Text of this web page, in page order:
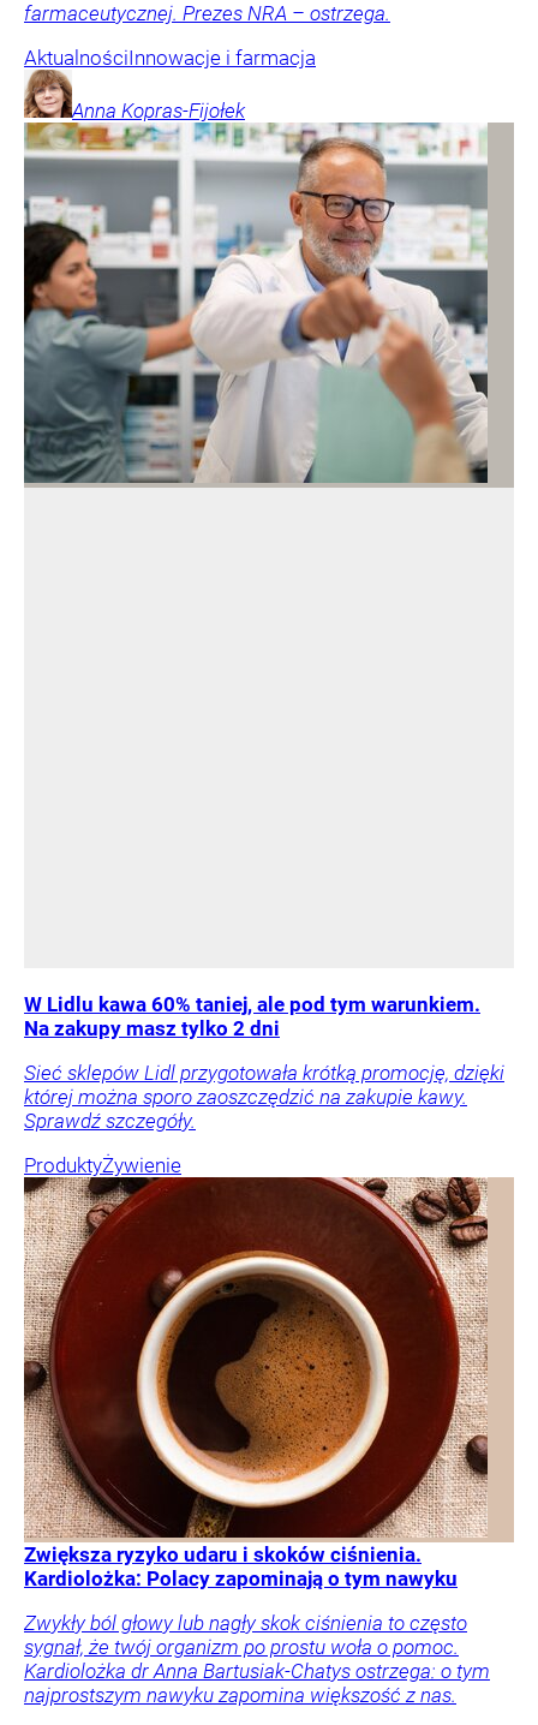
farmaceutycznej. Prezes NRA – ostrzega.
AktualnościInnowacje i farmacja
Anna Kopras-Fijołek
W Lidlu kawa 60% taniej, ale pod tym warunkiem.
Na zakupy masz tylko 2 dni
Sieć sklepów Lidl przygotowała krótką promocję, dzięki
której można sporo zaoszczędzić na zakupie kawy.
Sprawdź szczegóły.
ProduktyŻywienie
Zwiększa ryzyko udaru i skoków ciśnienia.
Kardiolożka: Polacy zapominają o tym nawyku
Zwykły ból głowy lub nagły skok ciśnienia to często
sygnał, że twój organizm po prostu woła o pomoc.
Kardiolożka dr Anna Bartusiak-Chatys ostrzega: o tym
najprostszym nawyku zapomina większość z nas.